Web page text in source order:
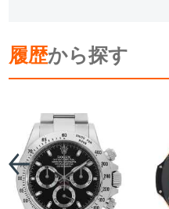
履歴から探す